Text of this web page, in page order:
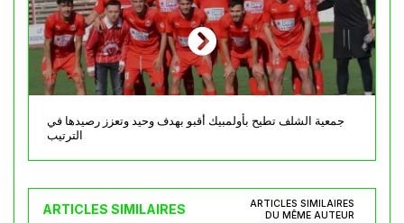
جمعية الشلف تطيح بأولمبيك أقبو بهدف وحيد وتعزز رصيدها في
الترتيب
ARTICLES SIMILAIRES
ARTICLES SIMILAIRES
DU MÊME AUTEUR